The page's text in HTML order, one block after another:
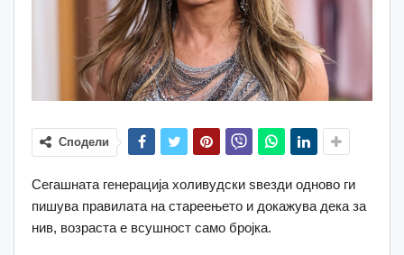
Сподели
Сегашната генерација холивудски ѕвезди одново ги
пишува правилата на стареењето и докажува дека за
нив, возраста е всушност само бројка.